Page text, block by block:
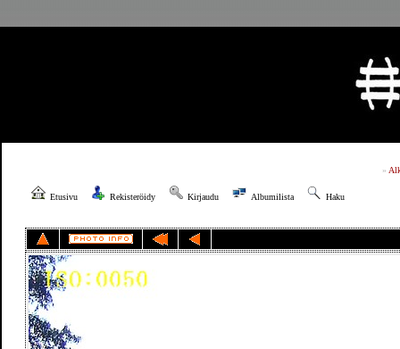
»
Etusivu Rekisteröidy Kirjaudu Albumilista Haku